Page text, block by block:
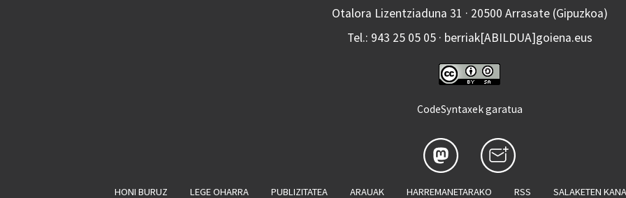
Otalora Lizentziaduna 31 · 20500 Arrasate (Gipuzkoa)
Tel.: 943 25 05 05 · berriak[ABILDUA]goiena.eus
CodeSyntaxek garatua
HONI BURUZ LEGE OHARRA PUBLIZITATEA ARAUAK HARREMANETARAKO RSS SALAKETEN